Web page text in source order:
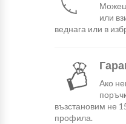
Можеш
или
веднага или в
Ако
възстановим не
профила.